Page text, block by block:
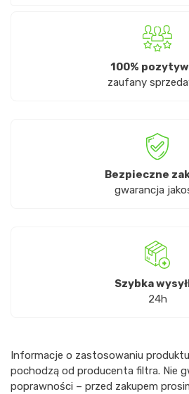
100%
zaufany
Bezpieczne
gwarancja
Szybka
24h
Informacje o zastosowaniu
pochodzą od producenta filtra. Nie
poprawności – przed zakupem